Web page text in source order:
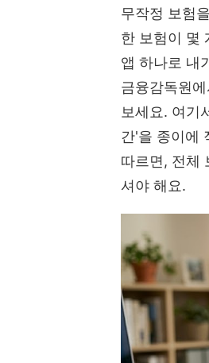
무작정 보험
한 보험이 몇
앱 하나로 내
금융감독원
보세요. 여기
간'을 종이에
따르면, 전체
셔야 해요.